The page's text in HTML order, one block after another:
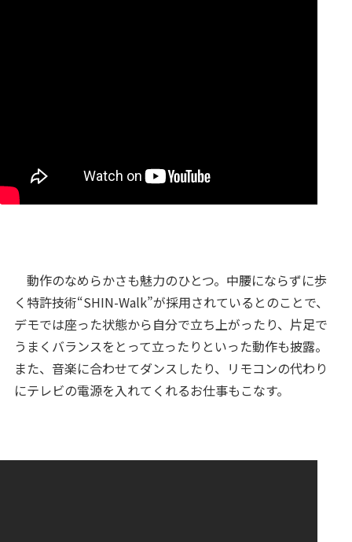
動作のなめらかさも魅力のひとつ。中腰にならずに歩
く特許技術“SHIN-Walk”が採用されているとのことで、
デモでは座った状態から自分で立ち上がったり、片足で
うまくバランスをとって立ったりといった動作も披露。
また、音楽に合わせてダンスしたり、リモコンの代わり
にテレビの電源を入れてくれるお仕事もこなす。